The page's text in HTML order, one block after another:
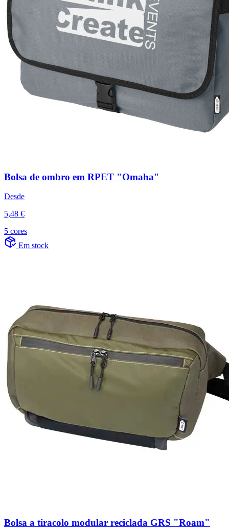
Bolsa de ombro em RPET "Omaha"
Desde
5,48 €
5 cores
Em stock
Bolsa a tiracolo modular reciclada GRS "Roam"